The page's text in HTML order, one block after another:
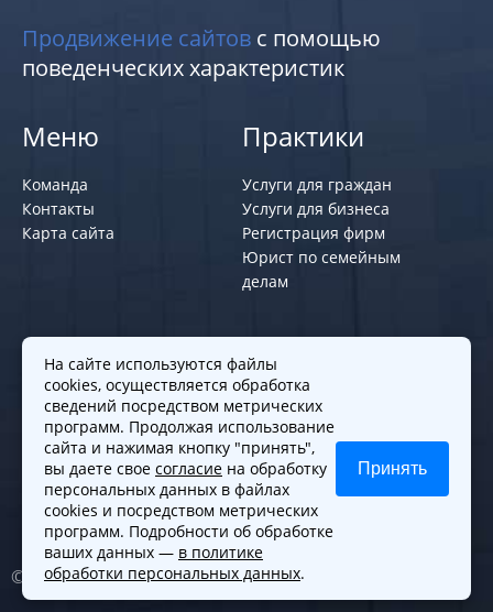
Продвижение сайтов с помощью
поведенческих характеристик
Меню
Команда
Контакты
Карта сайта
Практики
Услуги для граждан
Услуги для бизнеса
Регистрация фирм
Юрист по семейным
делам
Политики и правила
Политика обработки персональных
данных
Согласие на обработку cookies
Согласие на обработку персональных
данных
© 2010-2026. Все права защищены
На сайте используются файлы
cookies, осуществляется обработка
сведений посредством метрических
программ. Продолжая использование
сайта и нажимая кнопку "принять",
вы даете свое согласие на обработку
персональных данных в файлах
cookies и посредством метрических
программ. Подробности об обработке
ваших данных — в политике
обработки персональных данных.
Принять